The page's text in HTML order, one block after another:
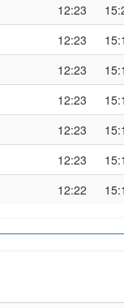
12:23
12:23
12:23
12:23
12:23
12:23
12:22